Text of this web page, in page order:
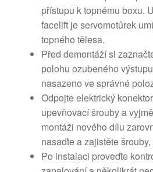
přístupu k topnému boxu.
facelift je servomotůrek
topného tělesa.
Před demontáží si
polohu ozubeného
nasazeno ve správné
Odpojte elektrický
upevňovací šrouby a
montáži nového dílu
nasaďte a zajistěte
Po instalaci proveďte